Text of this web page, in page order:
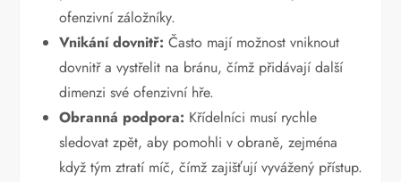
ofenzivní záložníky.
Vnikání dovnitř: Často mají možnost vniknout
dovnitř a vystřelit na bránu, čímž přidávají další
dimenzi své ofenzivní hře.
Obranná podpora: Křídelníci musí rychle
sledovat zpět, aby pomohli v obraně, zejména
když tým ztratí míč, čímž zajišťují vyvážený přístup.